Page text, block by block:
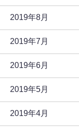
2019年8月
2019年7月
2019年6月
2019年5月
2019年4月